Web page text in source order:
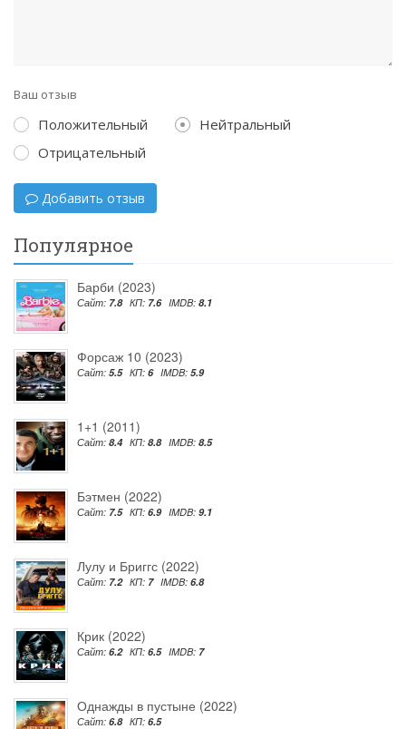
Ваш отзыв
Положительный
Нейтральный
Отрицательный
Добавить отзыв
Популярное
Барби (2023)
Сайт: 7.8 КП: 7.6 IMDB: 8.1
Форсаж 10 (2023)
Сайт: 5.5 КП: 6 IMDB: 5.9
1+1 (2011)
Сайт: 8.4 КП: 8.8 IMDB: 8.5
Бэтмен (2022)
Сайт: 7.5 КП: 6.9 IMDB: 9.1
Лулу и Бриггс (2022)
Сайт: 7.2 КП: 7 IMDB: 6.8
Крик (2022)
Сайт: 6.2 КП: 6.5 IMDB: 7
Однажды в пустыне (2022)
Сайт: 6.8 КП: 6.5